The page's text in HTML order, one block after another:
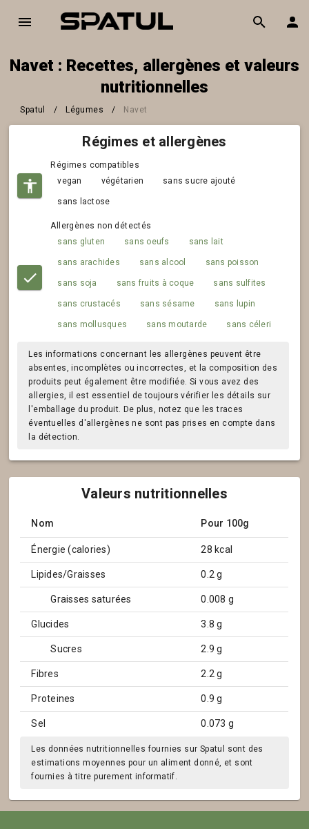
Navet : Recettes, allergènes et valeurs
nutritionnelles
Spatul / Légumes / Navet
Régimes et allergènes
Régimes compatibles
vegan
végétarien sans sucre ajouté
sans lactose
Allergènes non détectés
sans gluten
sans oeufs sans lait
sans arachides sans alcool sans poisson
sans soja sans fruits à coque sans sulfites
sans crustacés sans sésame sans lupin
sans mollusques sans moutarde sans céleri
Les informations concernant les allergènes peuvent être
absentes, incomplètes ou incorrectes, et la composition des
produits peut également être modifiée. Si vous avez des
allergies, il est essentiel de toujours vérifier les détails sur
l'emballage du produit. De plus, notez que les traces
éventuelles d'allergènes ne sont pas prises en compte dans
la détection.
Valeurs nutritionnelles
Nom Pour 100g
Énergie (calories) 28 kcal
Lipides/Graisses 0.2 g
Graisses saturées 0.008 g
Glucides 3.8 g
Sucres 2.9 g
Fibres 2.2 g
Proteines 0.9 g
Sel 0.073 g
Les données nutritionnelles fournies sur Spatul sont des
estimations moyennes pour un aliment donné, et sont
fournies à titre purement informatif.